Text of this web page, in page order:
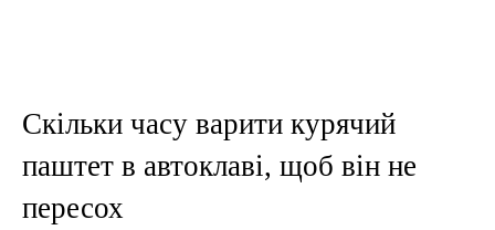
Скільки часу варити курячий
паштет в автоклаві, щоб він не
пересох